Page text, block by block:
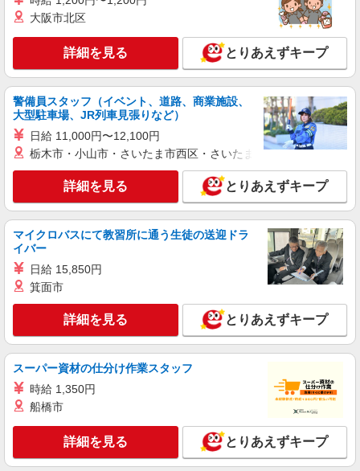
キープ 詳細を見る
ライフ梅島駅前店（店舗コード666）
レジ
時給1,235円以上 22時以降 時給1,543円 勤務開
始日はお気軽にご相談ください！
ライフ梅島駅前店 東京都足立区梅島1-13-12
キープ 詳細を見る
アルバイト
ライフ六町駅前店（店舗コード863）
（早朝）荷受け・商品陳列
ライフ六町駅前店 東京都足立区六町4-3-1
キープ 詳細を見る
アルバイト
ライフ江北駅前店（店舗コード869）
ライフ江北駅前店 東京都足立区西新井本町2-
31-20
大阪市北区
詳細を見る とりあえずキープ
警備員スタッフ（イベント、道路、商業施設、
大型駐車場、JR列車見張りなど）
日給 11,000円〜12,100円
栃木市・小山市・さいたま市西区・さいたま市岩槻区・久喜市・
詳細を見る とりあえずキープ
マイクロバスにて教習所に通う生徒の送迎ドラ
イバー
日給 15,850円
箕面市
詳細を見る とりあえずキープ
スーパー資材の仕分け作業スタッフ
時給 1,350円
船橋市
詳細を見る とりあえずキープ